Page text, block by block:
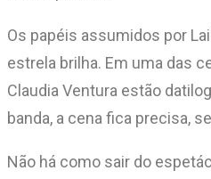
Os papéis assumidos por
estrela brilha. Em uma das
Claudia Ventura estão
banda, a cena fica precisa,
Não há como sair do